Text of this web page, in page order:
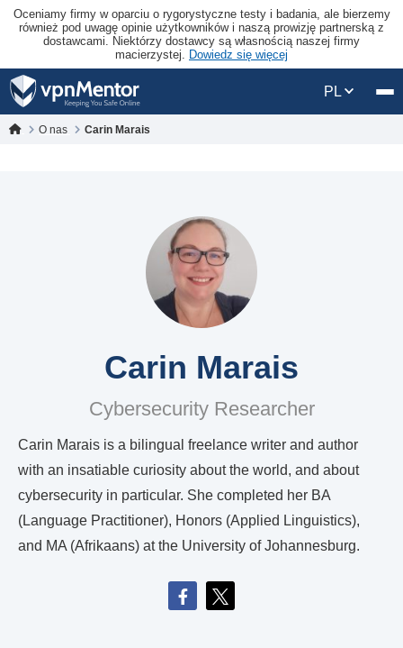
Oceniamy firmy w oparciu o rygorystyczne testy i badania, ale bierzemy
również pod uwagę opinie użytkowników i naszą prowizję partnerską z
dostawcami. Niektórzy dostawcy są własnością naszej firmy
macierzystej. Dowiedz się więcej
PL
O nas Carin Marais
Carin Marais
Cybersecurity Researcher
Carin Marais is a bilingual freelance writer and author
with an insatiable curiosity about the world, and about
cybersecurity in particular. She completed her BA
(Language Practitioner), Honors (Applied Linguistics),
and MA (Afrikaans) at the University of Johannesburg.